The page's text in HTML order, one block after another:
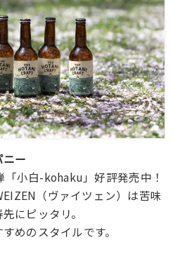
ー
「小白-kohaku」好評発売中！
（ヴァイツェン）は苦味
にピッタリ。
めのスタイルです。